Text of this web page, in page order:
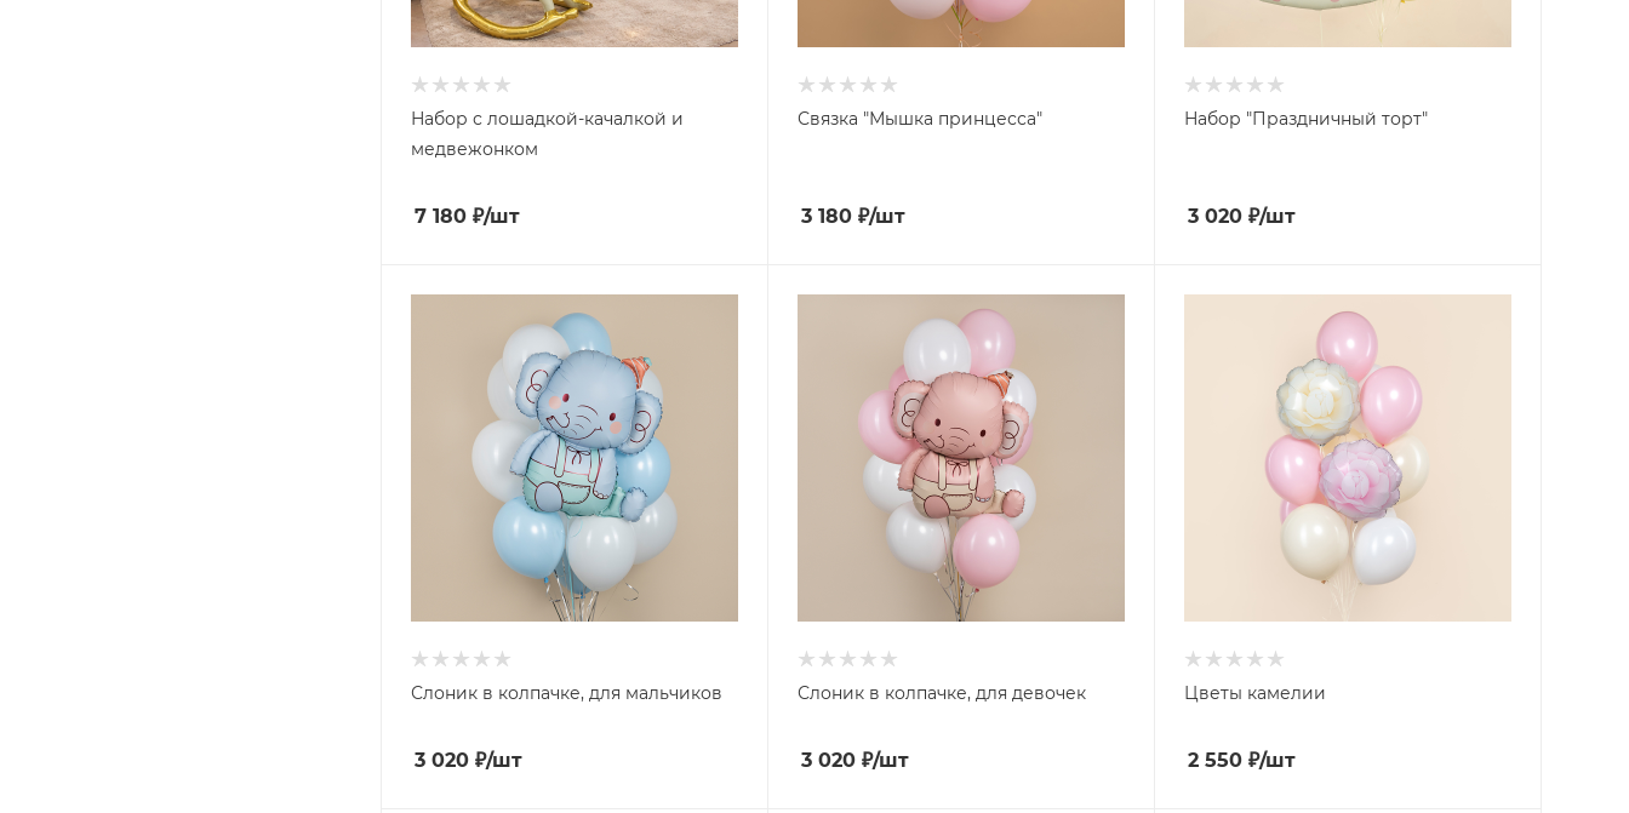
Набор с лошадкой-качалкой и
медвежонком
7 180 ₽/шт
Связка "Мышка принцесса"
3 180₽/шт
Набор "Праздничный торт"
3 020₽/шт
Слоник в колпачке, для мальчиков
3 020 ₽/шт
Слоник в колпачке, для девочек
3 020₽/шт
Цветы камелии
2 550₽/шт